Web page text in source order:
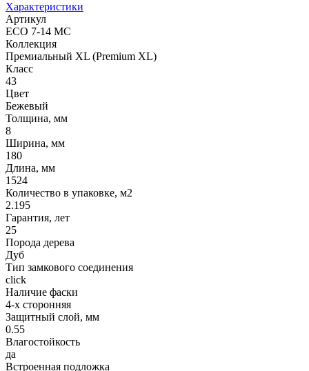
Характеристики
Артикул
ECO 7-14 MC
Коллекция
Премиальный XL (Premium XL)
Класс
43
Цвет
Бежевый
Толщина, мм
8
Ширина, мм
180
Длина, мм
1524
Количество в упаковке, м2
2.195
Гарантия, лет
25
Порода дерева
Дуб
Тип замкового соединения
click
Наличие фаски
4-х сторонняя
Защитный слой, мм
0.55
Влагостойкость
да
Встроенная подложка